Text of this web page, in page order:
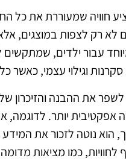
חוויה שמעוררת את כל
רק לצפות במוצגים,
עבור ילדים,
סקרנות וגילוי עצמי,
לשפר את ההבנה
אפקטיבית יותר.
הוא נוטה לזכור את
לחוויות, כמו מציאות